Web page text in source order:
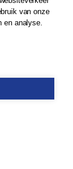
van onze
en analyse.